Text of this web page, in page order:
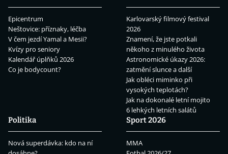
Epicentrum
Neštovice: příznaky, léčba
V čem jezdí Yamal a Mesii?
Kvízy pro seniory
Kalendář úplňků 2026
Co je bodycount?
Karlovarský filmový festival
2026
Znamení, že jste potkali
někoho z minulého života
Astronomické úkazy 2026:
zatmění slunce a další
Jak obléci miminko při
vysokých teplotách?
Jak na dokonalé letní mojito
6 lehkých letních salátů
Politika
Nová superdávka: kdo na ní
Sport 2026
MMA